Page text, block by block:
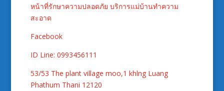
หน้าที่รักษาความปลอดภัย บริการแม่บ้านทำความ
สะอาด
Facebook
ID Line: 0993456111
53/53 The plant village moo,1 khlng Luang
Phathum Thani 12120